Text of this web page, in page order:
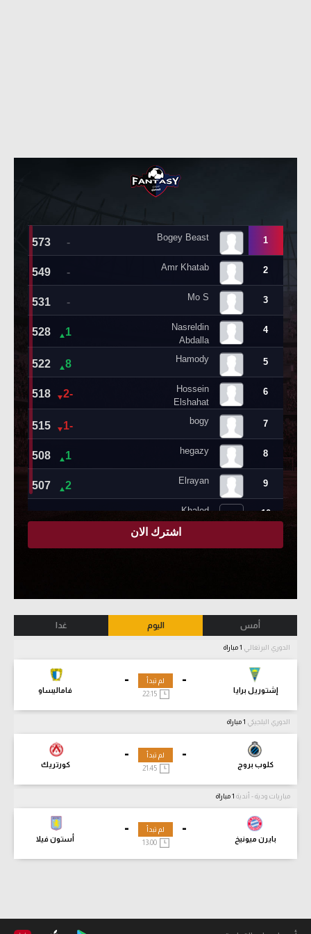
أمس اليوم غدا
الدوري البرتغالي
-
إشتوريل برايا
-
فاماليساو
لم تبدأ
22:15
الدوري البلجيكي
-
كلوب بروج
-
كورتريك
لم تبدأ
21:45
مباريات ودية - أندية
-
بايرن ميونيخ
-
أستون فيلا
لم تبدأ
13:00